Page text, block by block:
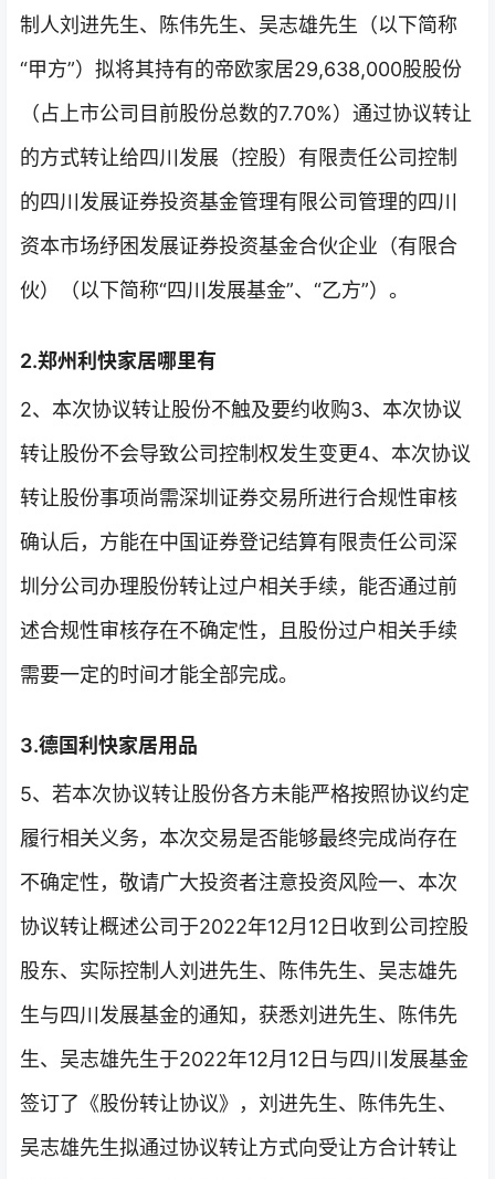
制人刘进先生、陈伟先生、吴志雄先生（以下简称
“甲方”）拟将其持有的帝欧家居29,638,000股股份
（占上市公司目前股份总数的7.70%）通过协议转让
的方式转让给四川发展（控股）有限责任公司控制
的四川发展证券投资基金管理有限公司管理的四川
资本市场纾困发展证券投资基金合伙企业（有限合
伙）（以下简称“四川发展基金”、“乙方”）。
2.郑州利快家居哪里有
2、本次协议转让股份不触及要约收购3、本次协议
转让股份不会导致公司控制权发生变更4、本次协议
转让股份事项尚需深圳证券交易所进行合规性审核
确认后，方能在中国证券登记结算有限责任公司深
圳分公司办理股份转让过户相关手续，能否通过前
述合规性审核存在不确定性，且股份过户相关手续
需要一定的时间才能全部完成。
3.德国利快家居用品
5、若本次协议转让股份各方未能严格按照协议约定
履行相关义务，本次交易是否能够最终完成尚存在
不确定性，敬请广大投资者注意投资风险一、本次
协议转让概述公司于2022年12月12日收到公司控股
股东、实际控制人刘进先生、陈伟先生、吴志雄先
生与四川发展基金的通知，获悉刘进先生、陈伟先
生、吴志雄先生于2022年12月12日与四川发展基金
签订了《股份转让协议》，刘进先生、陈伟先生、
吴志雄先生拟通过协议转让方式向受让方合计转让